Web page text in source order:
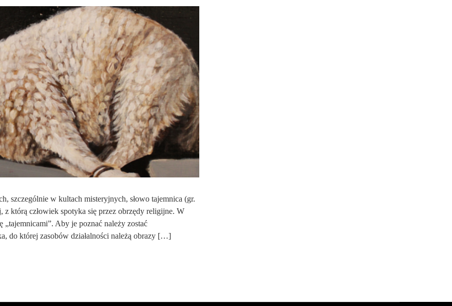
szczególnie w kultach misteryjnych, słowo tajemnica (gr.
którą człowiek spotyka się przez obrzędy religijne. W
„tajemnicami”. Aby je poznać należy zostać
do której zasobów działalności należą obrazy […]